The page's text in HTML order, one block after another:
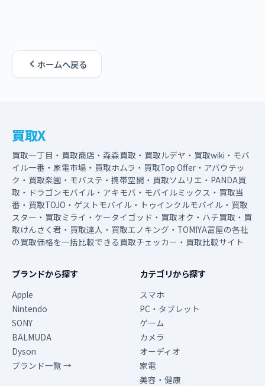
ホームへ戻る
買取X
買取一丁目・買取商店・森森買取・買取ルデヤ・買取wiki・モバ
イル一番・家電市場・買取ホムラ・買取Top Offer・アバウテッ
ク・買取楽園・モバステ・携帯空間・買取ソムリエ・PANDA買
取・ドラゴンモバイル・アキモバ・モバイルミックス・買取当
番・買取TOJO・ゲストモバイル・トゥインクルモバイル・買取
スター・買取ミライ・ケータイゴッド・買取オク・ハチ買取・買
取けんさく君・買取達人・買取エノキング・TOMIYA富屋の各社
の買取価格を一括比較できる買取チェッカー・買取比較サイト
ブランドから探す
Apple
Nintendo
SONY
BALMUDA
Dyson
ブランド一覧 →
カテゴリから探す
スマホ
PC・タブレット
ゲーム
カメラ
オーディオ
家電
美容・健康